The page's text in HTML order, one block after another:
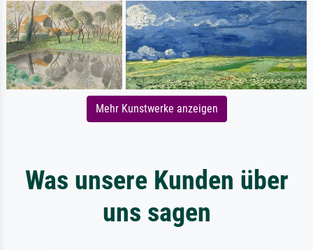
Mehr Kunstwerke anzeigen
Was unsere Kunden über
uns sagen